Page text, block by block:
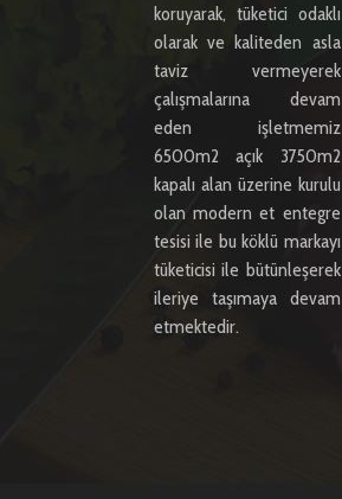
koruyarak, tüketici odaklı
olarak ve kaliteden asla
taviz vermeyerek
çalışmalarına devam
eden işletmemiz
6500m2 açık 3750m2
kapalı alan üzerine kurulu
olan modern et entegre
tesisi ile bu köklü markayı
tüketicisi ile bütünleşerek
ileriye taşımaya devam
etmektedir.